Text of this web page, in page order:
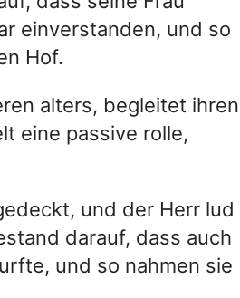
einverstanden, und so
Hof.
alters, begleitet ihren
eine passive rolle,
und der Herr lud
darauf, dass auch
und so nahmen sie